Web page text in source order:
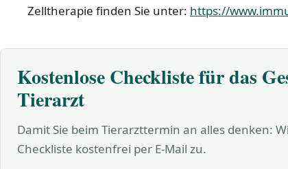
Zelltherapie finden Sie unter: https://
Kostenlose Checkliste für das
Tierarzt
Damit Sie beim Tierarzttermin an alles denken:
Checkliste kostenfrei per E-Mail zu.